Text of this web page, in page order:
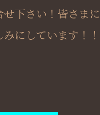
下さい！皆さまに
にしています！！